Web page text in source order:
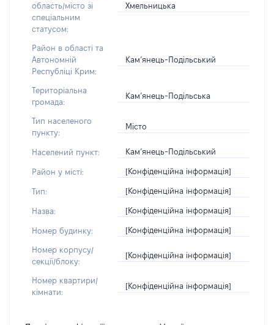
область/місто зі
спеціальним
статусом:
Хмельницька
Район в області та
Автономній
Республіці Крим:
Кам’янець-Подільський
Територіальна
громада:
Кам’янець-Подільська
Тип населеного
пункту:
Місто
Населений пункт: Кам’янець-Подільський
Район у місті: [Конфіденційна інформація]
Тип: [Конфіденційна інформація]
Назва: [Конфіденційна інформація]
Номер будинку: [Конфіденційна інформація]
Номер корпусу/
секції/блоку:
[Конфіденційна інформація]
Номер квартири/
кімнати:
[Конфіденційна інформація]